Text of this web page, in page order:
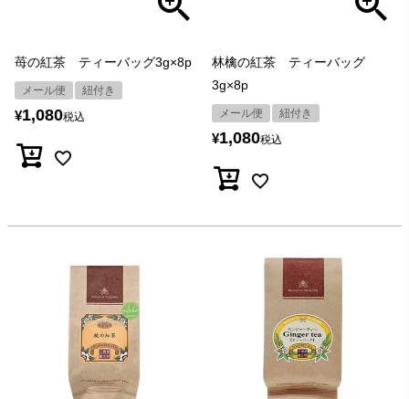
苺の紅茶 ティーバッグ3g×8p
メール便 紐付き
¥1,080税込
林檎の紅茶 ティーバッグ
3g×8p
メール便 紐付き
¥1,080税込